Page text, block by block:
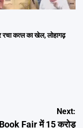
कत्ल का खेल, लोहागढ़
Next:
Fair में 15 करोड़